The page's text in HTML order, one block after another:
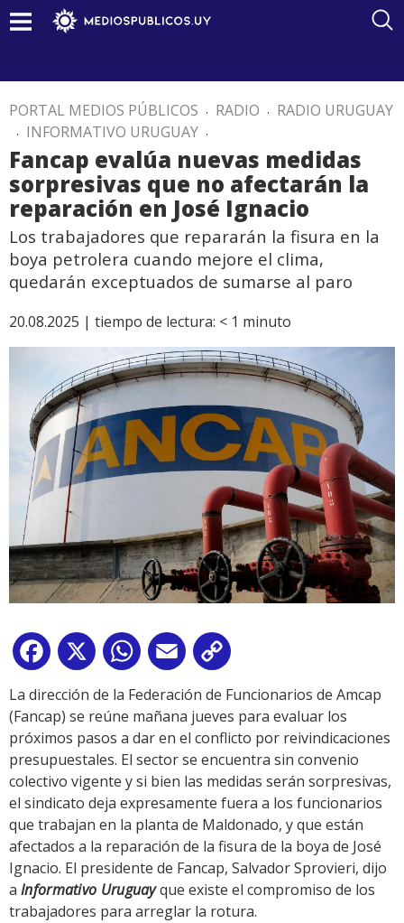
PORTAL MEDIOS PÚBLICOS . RADIO . RADIO URUGUAY
. INFORMATIVO URUGUAY .
Fancap evalúa nuevas medidas
sorpresivas que no afectarán la
reparación en José Ignacio
Los trabajadores que repararán la fisura en la
boya petrolera cuando mejore el clima,
quedarán exceptuados de sumarse al paro
20.08.2025 | tiempo de lectura: < 1 minuto
Facebook
X WhatsApp
Email
Link
La dirección de la Federación de Funcionarios de Amcap
(Fancap) se reúne mañana jueves para evaluar los
próximos pasos a dar en el conflicto por reivindicaciones
presupuestales. El sector se encuentra sin convenio
colectivo vigente y si bien las medidas serán sorpresivas,
el sindicato deja expresamente fuera a los funcionarios
que trabajan en la planta de Maldonado, y que están
afectados a la reparación de la fisura de la boya de José
Ignacio. El presidente de Fancap, Salvador Sprovieri, dijo
a Informativo Uruguayque existe el compromiso de los
trabajadores para arreglar la rotura.